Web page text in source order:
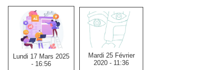
Lundi 17 Mars 2025
- 16:56
Mardi 25 Février
2020 - 11:36